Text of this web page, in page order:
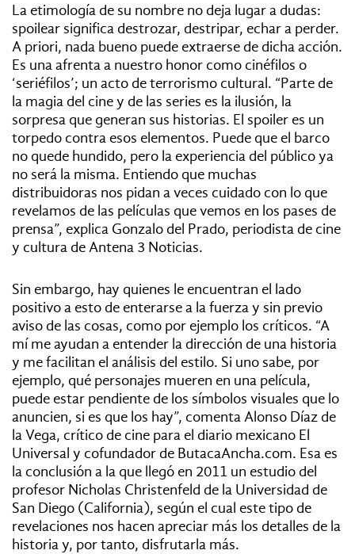
La etimología de su nombre no deja lugar a dudas:
spoilear significa destrozar, destripar, echar a perder.
A priori, nada bueno puede extraerse de dicha acción.
Es una afrenta a nuestro honor como cinéfilos o
‘seriéfilos’; un acto de terrorismo cultural. “Parte de
la magia del cine y de las series es la ilusión, la
sorpresa que generan sus historias. El spoiler es un
torpedo contra esos elementos. Puede que el barco
no quede hundido, pero la experiencia del público ya
no será la misma. Entiendo que muchas
distribuidoras nos pidan a veces cuidado con lo que
revelamos de las películas que vemos en los pases de
prensa”, explica Gonzalo del Prado, periodista de cine
y cultura de Antena 3 Noticias.
Sin embargo, hay quienes le encuentran el lado
positivo a esto de enterarse a la fuerza y sin previo
aviso de las cosas, como por ejemplo los críticos. “A
mí me ayudan a entender la dirección de una historia
y me facilitan el análisis del estilo. Si uno sabe, por
ejemplo, qué personajes mueren en una película,
puede estar pendiente de los símbolos visuales que lo
anuncien, si es que los hay”, comenta Alonso Díaz de
la Vega, crítico de cine para el diario mexicano El
Universal y cofundador de ButacaAncha.com. Esa es
la conclusión a la que llegó en 2011 un estudio del
profesor Nicholas Christenfeld de la Universidad de
San Diego (California), según el cual este tipo de
revelaciones nos hacen apreciar más los detalles de la
historia y, por tanto, disfrutarla más.